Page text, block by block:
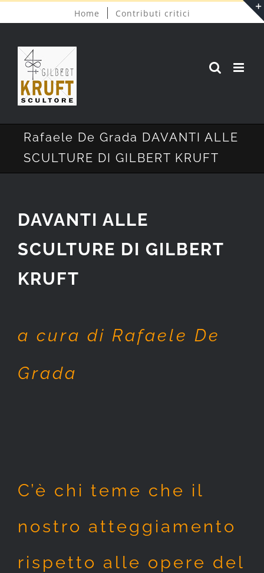
contenuto
Home Contributi critici
Rafaele De Grada DAVANTI ALLE
SCULTURE DI GILBERT KRUFT
DAVANTI ALLE
SCULTURE DI GILBERT
KRUFT
a cura di Rafaele De
Grada
C’è chi teme che il
nostro atteggiamento
rispetto alle opere del